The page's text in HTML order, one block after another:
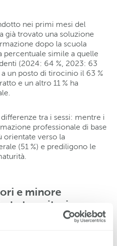
nei primi mesi del
già trovato una soluzione
dopo la scuola
percentuale simile a quelle
(2024: 64 %, 2023: 63
a un posto di tirocinio il 63 %
e un altro 11 % ha
tra i sessi: mentre i
professionale di base
orientate verso la
(51 %) e prediligono le
e minore
transitorie